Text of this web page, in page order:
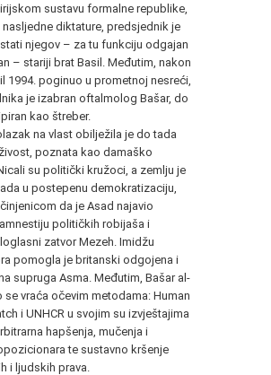
sustavu formalne republike,
nasljedne diktature, predsjednik je
njegov – za tu funkciju odgajan
– stariji brat Basil. Međutim, nakon
1994. poginuo u prometnoj nesreći,
je izabran oftalmolog Bašar, do
kao štreber.
na vlast obilježila je do tada
poznata kao damaško
su politički kružoci, a zemlju je
u postepenu demokratizaciju,
da je Asad najavio
političkih robijaša i
zatvor Mezeh. Imidžu
pomogla je britanski odgojena i
supruga Asma. Međutim, Bašar al-
se vraća očevim metodama: Human
i UNHCR u svojim su izvještajima
hapšenja, mučenja i
te sustavno kršenje
i ljudskih prava.